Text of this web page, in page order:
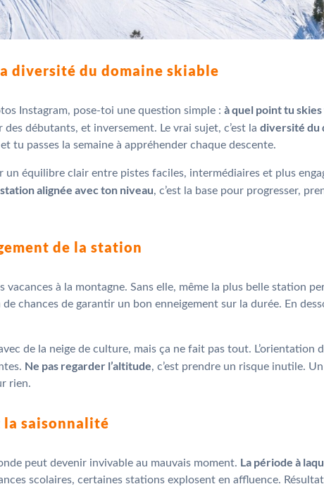
diversité du domaine skiable
Instagram, pose-toi une question simple : à quel point tu
débutants, et inversement. Le vrai sujet, c’est la diversité du
tu passes la semaine à appréhender chaque descente.
équilibre clair entre pistes faciles, intermédiaires et plus
alignée avec ton niveau, c’est la base pour progresser,
de la station
vacances à la montagne. Sans elle, même la plus belle station
chances de garantir un bon enneigement sur la durée. En
de la neige de culture, mais ça ne fait pas tout.
Ne pas regarder l’altitude, c’est prendre un risque inutile.
rien.
la saisonnalité
peut devenir invivable au mauvais moment. La période à
scolaires, certaines stations explosent en affluence.